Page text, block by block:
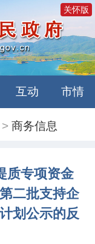
关怀版
互动 市情
>商务信息
质专项资金
二批支持企
划公示的反